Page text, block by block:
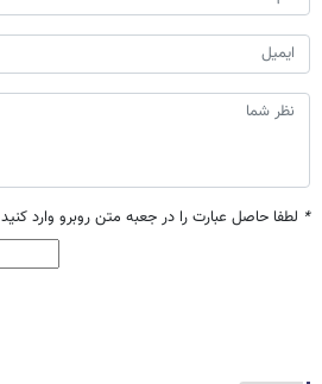
* لطفا حاصل عبارت را در جعبه متن روبرو وارد کنید